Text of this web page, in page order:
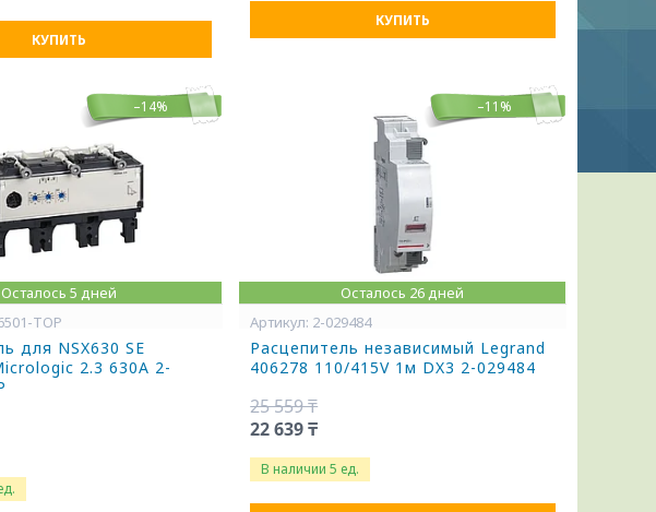
КУПИТЬ
КУПИТЬ
–14%
Осталось 5 дней
TOP
для NSX630 SE
2.3 630А 2-
–11%
Осталось 26 дней
2-029484
Расцепитель независимый Legrand
406278 110/415V 1м DX3 2-029484
25 559 ₸
22 639 ₸
В наличии 5 ед.